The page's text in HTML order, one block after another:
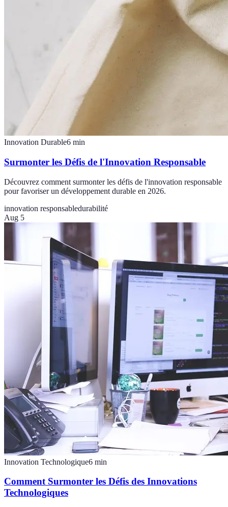
Innovation Durable6 min
Surmonter les Défis de l'Innovation Responsable
Découvrez comment surmonter les défis de l'innovation responsable
pour favoriser un développement durable en 2026.
innovation responsabledurabilité
Aug 5
Innovation Technologique6 min
Comment Surmonter les Défis des Innovations
Technologiques